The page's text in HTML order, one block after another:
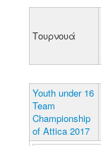
Τουρνουά
Youth under 16
Team
Championship
of Attica 2017